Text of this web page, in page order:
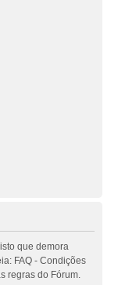
que demora
FAQ - Condições
regras do Fórum.